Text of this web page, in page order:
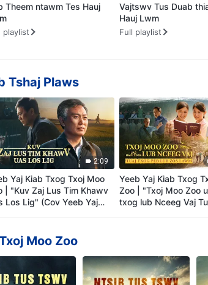
Theem ntawm Tes Hauj
playlist
Vajtswv Tus Duab
Hauj Lwm
Full playlist
Tshaj Plaws
2:09
Yaj Kiab Txog Txoj Moo
| "Kuv Zaj Lus Tim Khawv
Los Lig" (Cov Yeeb Yaj
Yeeb Yaj Kiab Txog
Zoo | "Txoj Moo Zoo
txog lub Nceeg Vaj
Moo Zoo